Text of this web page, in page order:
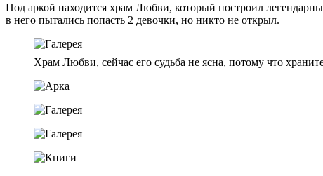
Под аркой находится храм Любви, который построил
в него пытались попасть 2 девочки, но никто не открыл.
Храм Любви, сейчас его судьба не ясна, потому что